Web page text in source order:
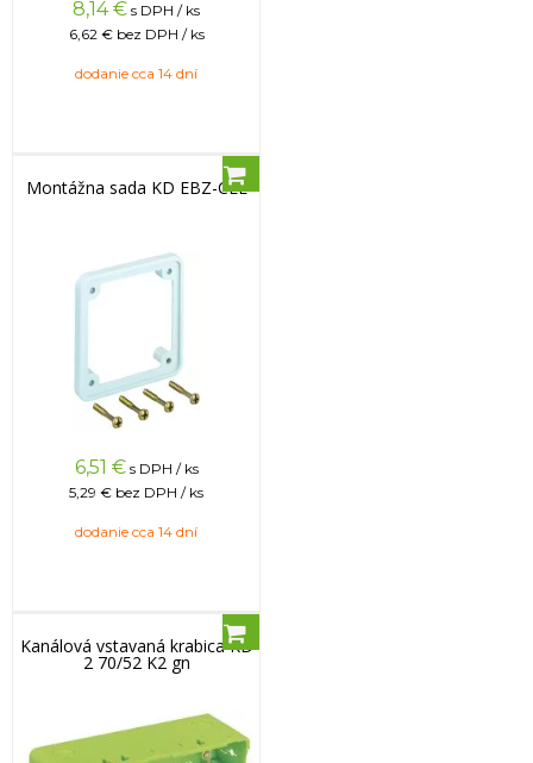
8,14 € s DPH / ks
6,62 € bez DPH / ks
dodanie cca 14 dní
Montážna sada KD EBZ-CEE
6,51 € s DPH / ks
5,29 € bez DPH / ks
dodanie cca 14 dní
Kanálová vstavaná krabica KD
2 70/52 K2 gn